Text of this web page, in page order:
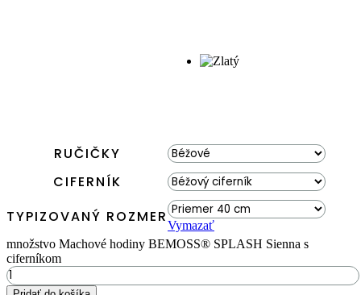
RUČIČKY
CIFERNÍK
TYPIZOVANÝ ROZMERVymazať
množstvo Machové hodiny BEMOSS® SPLASH Sienna s
ciferníkom